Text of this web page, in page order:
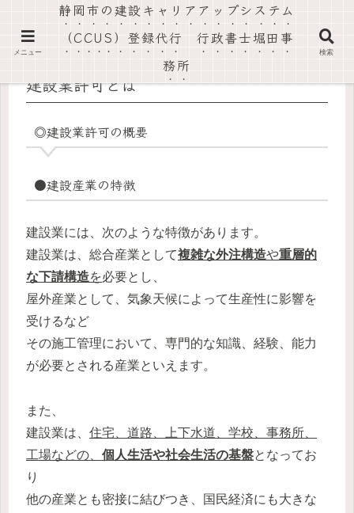
社会保険労務士法人静岡葵事務所・行政書士堀田事務所
建設業許可とは
◎建設業許可の概要
●建設産業の特徴
建設業には、次のような特徴があります。
建設業は、総合産業として複雑な外注構造や重層的
な下請構造を必要とし、
屋外産業として、気象天候によって生産性に影響を
受けるなど
その施工管理において、専門的な知識、経験、能力
が必要とされる産業といえます。
また、
建設業は、 住宅、道路、上下水道、学校、事務所、
工場などの、 個人生活や社会生活の基盤となってお
り
他の産業とも密接に結びつき、国民経済にも大きな
メニュー
静岡市の建設キャリアアップシステム
（CCUS）登録代行 行政書士堀田事
務所
検索